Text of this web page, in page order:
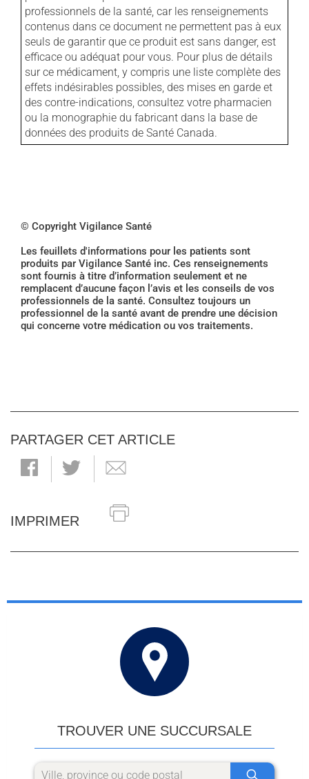
professionnels de la santé, car les renseignements
contenus dans ce document ne permettent pas à eux
seuls de garantir que ce produit est sans danger, est
efficace ou adéquat pour vous. Pour plus de détails
sur ce médicament, y compris une liste complète des
effets indésirables possibles, des mises en garde et
des contre-indications, consultez votre pharmacien
ou la monographie du fabricant dans la base de
données des produits de Santé Canada.
© Copyright Vigilance Santé
Les feuillets d'informations pour les patients sont
produits par Vigilance Santé inc. Ces renseignements
sont fournis à titre d’information seulement et ne
remplacent d’aucune façon l’avis et les conseils de vos
professionnels de la santé. Consultez toujours un
professionnel de la santé avant de prendre une décision
qui concerne votre médication ou vos traitements.
PARTAGER CET ARTICLE
IMPRIMER
TROUVER UNE SUCCURSALE